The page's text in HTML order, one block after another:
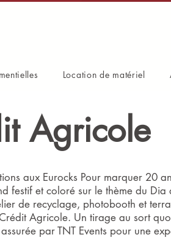
Agricole
aux Eurocks Pour marquer 20
festif et coloré sur le thème du Dia
de recyclage, photobooth et
Agricole. Un tirage au sort
par TNT Events pour une
Location de matériel